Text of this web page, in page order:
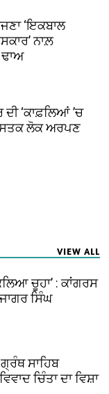
‘ਇਕਬਾਲ
ਨਾਲ਼
ਢਾਅ
ਦੀ ‘ਕਾਫ਼ਲਿਆਂ ’ਚ
ਲੋਕ ਅਰਪਣ
VIEW ALL
ਚੂਹਾ’ : ਕਾਂਗਰਸ
ਸਿੰਘ
ਸਾਹਿਬ
ਚਿੰਤਾ ਦਾ ਵਿਸ਼ਾ